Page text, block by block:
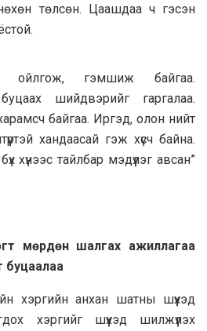
төлсөн. Цаашдаа ч гэсэн
ойлгож, гэмшиж байгаа.
шийдвэрийг гаргалаа.
байгаа. Иргэд, олон нийт
хандаасай гэж хүсч байна.
хүнээс тайлбар мэдүүлэг авсан”
мөрдөн шалгах ажиллагаа
буцаалаа
хэргийн анхан шатны шүүхэд
хэргийг шүүхэд шилжүүлэх